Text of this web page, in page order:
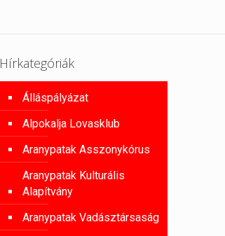
Hírkategóriák
Álláspályázat
Alpokalja Lovasklub
Aranypatak Asszonykórus
Aranypatak Kulturális
Alapítvány
Aranypatak Vadásztársaság